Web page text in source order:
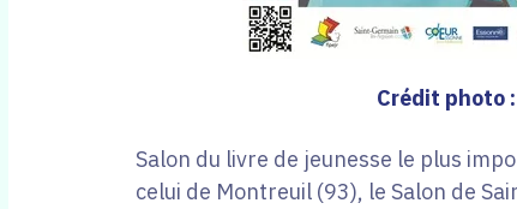
Crédit photo :
Salon du livre de jeunesse le plus
celui de Montreuil (93), le Salon de